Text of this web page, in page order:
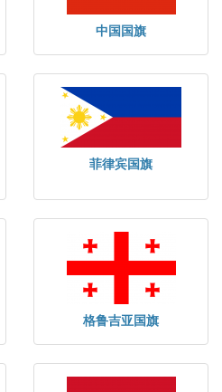
中国国旗
菲律宾国旗
格鲁吉亚国旗